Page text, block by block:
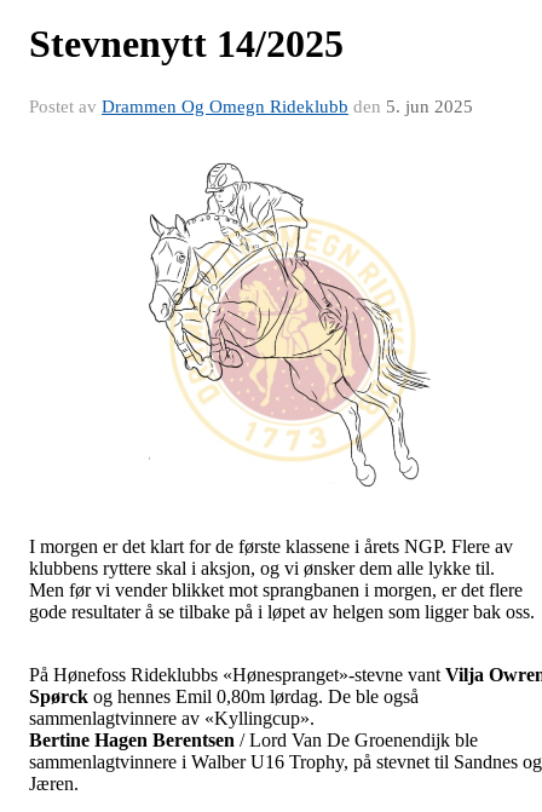
Stevnenytt 14/2025
Postet av Drammen Og Omegn Rideklubb den 5. jun 2025
I morgen er det klart for de første klassene i årets NGP. Flere av
klubbens ryttere skal i aksjon, og vi ønsker dem alle lykke til.
Men før vi vender blikket mot sprangbanen i morgen, er det flere
gode resultater å se tilbake på i løpet av helgen som ligger bak oss.
På Hønefoss Rideklubbs «Hønespranget»-stevne vant Vilja
Spørck og hennes Emil 0,80m lørdag. De ble også
sammenlagtvinnere av «Kyllingcup».
Bertine Hagen Berentsen / Lord Van De Groenendijk ble
sammenlagtvinnere i Walber U16 Trophy, på stevnet til Sandnes og
Jæren.